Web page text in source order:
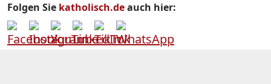
Folgen Sie katholisch.deauch hier: